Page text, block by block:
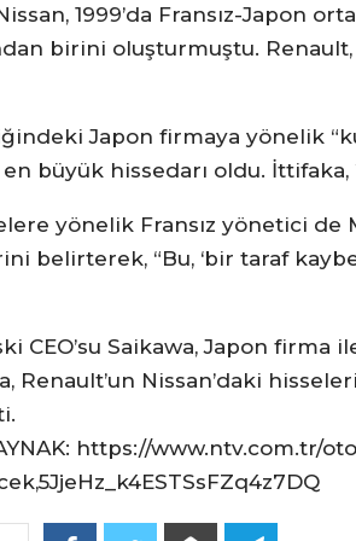
1999’da Fransız-Japon
birini oluşturmuştu. Renault,
Japon firmaya yönelik
en büyük hissedarı oldu.
yönelik Fransız yönetici
belirterek, “Bu, ‘bir taraf
CEO’su Saikawa, Japon firma
Renault’un Nissan’daki
https://www.ntv.com.tr/